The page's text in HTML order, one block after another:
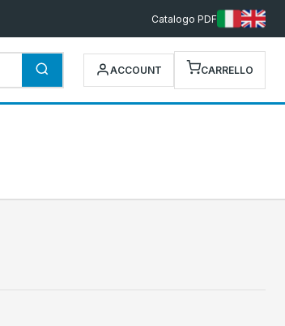
Catalogo PDF
ACCOUNT CARRELLO